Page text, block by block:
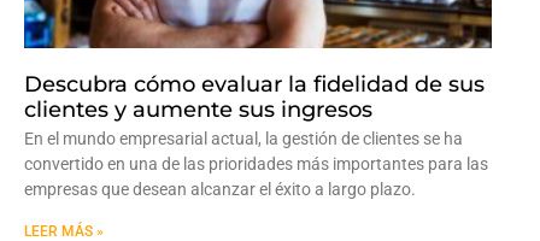
Descubra cómo evaluar la fidelidad de sus
clientes y aumente sus ingresos
En el mundo empresarial actual, la gestión de clientes se ha
convertido en una de las prioridades más importantes para las
empresas que desean alcanzar el éxito a largo plazo.
LEER MÁS »